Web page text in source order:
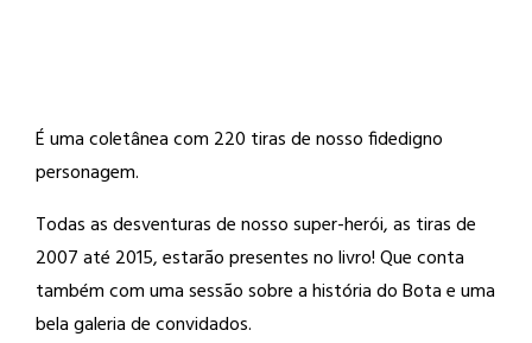
É uma coletânea com 220 tiras de nosso fidedigno
personagem.
Todas as desventuras de nosso super-herói, as tiras de
2007 até 2015, estarão presentes no livro! Que conta
também com uma sessão sobre a história do Bota e uma
bela galeria de convidados.